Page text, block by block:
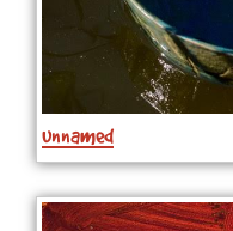
unnamed